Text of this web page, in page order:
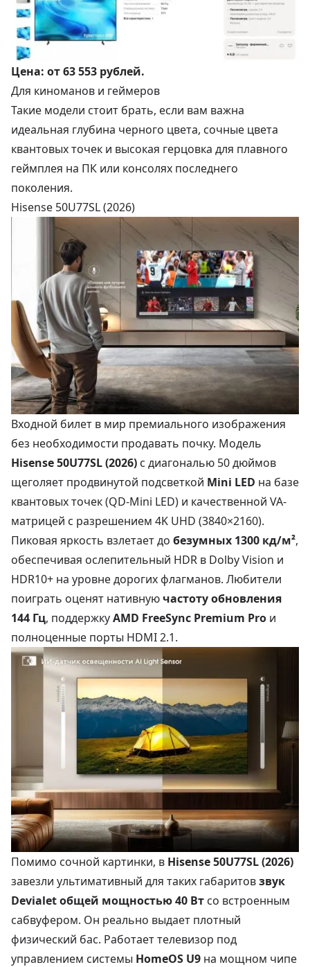
Цена: от 63 553 рублей.
Для киноманов и геймеров
Такие модели стоит брать, если вам важна
идеальная глубина черного цвета, сочные цвета
квантовых точек и высокая герцовка для плавного
геймплея на ПК или консолях последнего
поколения.
Hisense 50U77SL (2026)
Входной билет в мир премиального изображения
без необходимости продавать почку. Модель
Hisense 50U77SL (2026) с диагональю 50 дюймов
щеголяет продвинутой подсветкой Mini LED на базе
квантовых точек (QD-Mini LED) и качественной VA-
матрицей с разрешением 4K UHD (3840×2160).
Пиковая яркость взлетает до безумных 1300 кд/м²,
обеспечивая ослепительный HDR в Dolby Vision и
HDR10+ на уровне дорогих флагманов. Любители
поиграть оценят нативную частоту обновления
144 Гц, поддержкуAMD FreeSync Premium Pro и
полноценные порты HDMI 2.1.
Помимо сочной картинки, в Hisense 50U77SL (2026)
завезли ультимативный для таких габаритовзвук
Devialet общей мощностью 40 Вт со встроенным
сабвуфером. Он реально выдает плотный
физический бас. Работает телевизор под
управлением системы HomeOS U9 на мощном чипе